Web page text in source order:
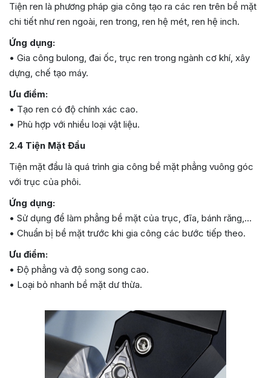
Tiện ren là phương pháp gia công tạo ra các ren trên bề mặt
chi tiết như ren ngoài, ren trong, ren hệ mét, ren hệ inch.
Ứng dụng:
• Gia công bulong, đai ốc, trục ren trong ngành cơ khí, xây
dựng, chế tạo máy.
Ưu điểm:
• Tạo ren có độ chính xác cao.
• Phù hợp với nhiều loại vật liệu.
2.4 Tiện Mặt Đầu
Tiện mặt đầu là quá trình gia công bề mặt phẳng vuông góc
với trục của phôi.
Ứng dụng:
• Sử dụng để làm phẳng bề mặt của trục, đĩa, bánh răng,…
• Chuẩn bị bề mặt trước khi gia công các bước tiếp theo.
Ưu điểm:
• Độ phẳng và độ song song cao.
• Loại bỏ nhanh bề mặt dư thừa.